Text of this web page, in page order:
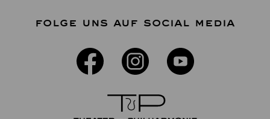
FOLGE UNS AUF SOCIAL MEDIA